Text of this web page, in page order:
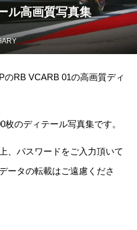
ル高画質写真集
RB VCARB 01の高画質ディ
のディテール写真集です。
、パスワードをご入力頂いて
ータの転載はご遠慮くださ